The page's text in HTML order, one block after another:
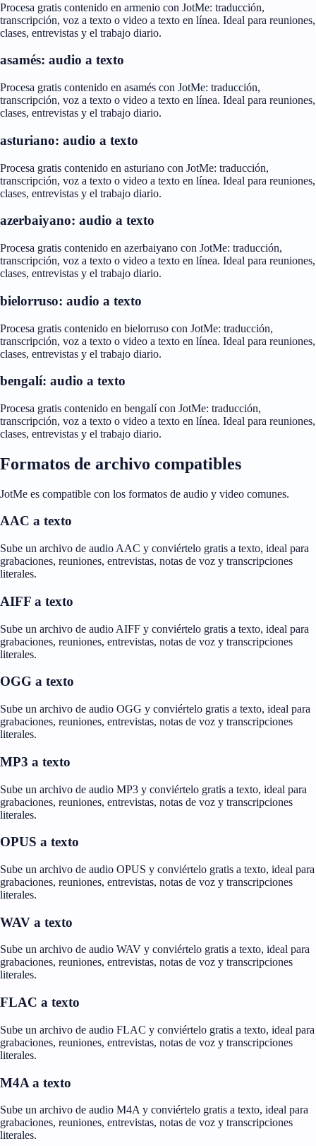
Procesa gratis contenido en armenio con JotMe: traducción,
transcripción, voz a texto o video a texto en línea. Ideal para reuniones,
clases, entrevistas y el trabajo diario.
asamés: audio a texto
Procesa gratis contenido en asamés con JotMe: traducción,
transcripción, voz a texto o video a texto en línea. Ideal para reuniones,
clases, entrevistas y el trabajo diario.
asturiano: audio a texto
Procesa gratis contenido en asturiano con JotMe: traducción,
transcripción, voz a texto o video a texto en línea. Ideal para reuniones,
clases, entrevistas y el trabajo diario.
azerbaiyano: audio a texto
Procesa gratis contenido en azerbaiyano con JotMe: traducción,
transcripción, voz a texto o video a texto en línea. Ideal para reuniones,
clases, entrevistas y el trabajo diario.
bielorruso: audio a texto
Procesa gratis contenido en bielorruso con JotMe: traducción,
transcripción, voz a texto o video a texto en línea. Ideal para reuniones,
clases, entrevistas y el trabajo diario.
bengalí: audio a texto
Procesa gratis contenido en bengalí con JotMe: traducción,
transcripción, voz a texto o video a texto en línea. Ideal para reuniones,
clases, entrevistas y el trabajo diario.
Formatos de archivo compatibles
JotMe es compatible con los formatos de audio y video comunes.
AAC a texto
Sube un archivo de audio AAC y conviértelo gratis a texto, ideal para
grabaciones, reuniones, entrevistas, notas de voz y transcripciones
literales.
AIFF a texto
Sube un archivo de audio AIFF y conviértelo gratis a texto, ideal para
grabaciones, reuniones, entrevistas, notas de voz y transcripciones
literales.
OGG a texto
Sube un archivo de audio OGG y conviértelo gratis a texto, ideal para
grabaciones, reuniones, entrevistas, notas de voz y transcripciones
literales.
MP3 a texto
Sube un archivo de audio MP3 y conviértelo gratis a texto, ideal para
grabaciones, reuniones, entrevistas, notas de voz y transcripciones
literales.
OPUS a texto
Sube un archivo de audio OPUS y conviértelo gratis a texto, ideal para
grabaciones, reuniones, entrevistas, notas de voz y transcripciones
literales.
WAV a texto
Sube un archivo de audio WAV y conviértelo gratis a texto, ideal para
grabaciones, reuniones, entrevistas, notas de voz y transcripciones
literales.
FLAC a texto
Sube un archivo de audio FLAC y conviértelo gratis a texto, ideal para
grabaciones, reuniones, entrevistas, notas de voz y transcripciones
literales.
M4A a texto
Sube un archivo de audio M4A y conviértelo gratis a texto, ideal para
grabaciones, reuniones, entrevistas, notas de voz y transcripciones
literales.